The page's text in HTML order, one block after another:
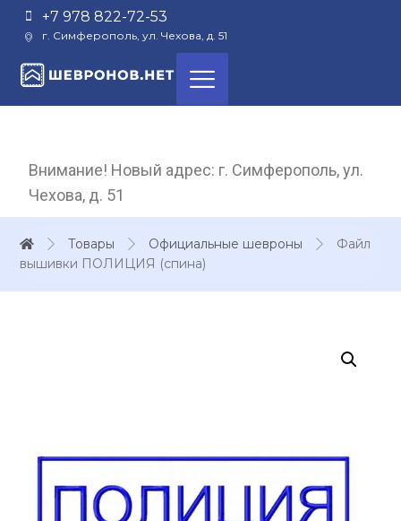
+7 978 822-72-53
г. Симферополь, ул. Чехова, д. 51
Внимание! Новый адрес: г. Симферополь, ул.
Чехова, д. 51
Товары Официальные шевроны
Файл
вышивки ПОЛИЦИЯ (спина)